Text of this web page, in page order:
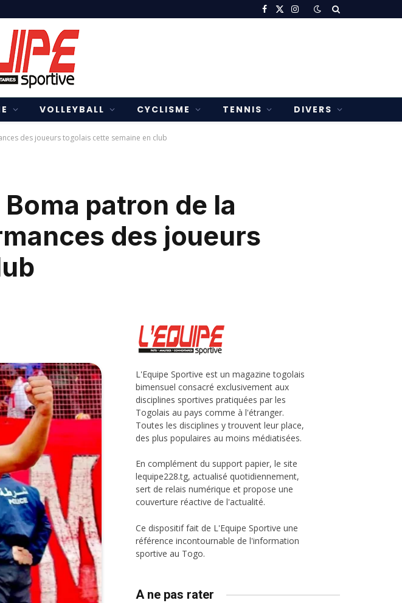
Facebook
X
Instagram
VOLLEYBALL CYCLISME TENNIS DIVERS
des joueurs togolais cette semaine en club
patron de la
des joueurs
L'Equipe Sportive est un magazine togolais
bimensuel consacré exclusivement aux
disciplines sportives pratiquées par les
Togolais au pays comme à l'étranger.
Toutes les disciplines y trouvent leur place,
des plus populaires au moins médiatisées.
En complément du support papier, le site
lequipe228.tg, actualisé quotidiennement,
sert de relais numérique et propose une
couverture réactive de l'actualité.
Ce dispositif fait de L'Equipe Sportive une
référence incontournable de l'information
sportive au Togo.
A ne pas rater